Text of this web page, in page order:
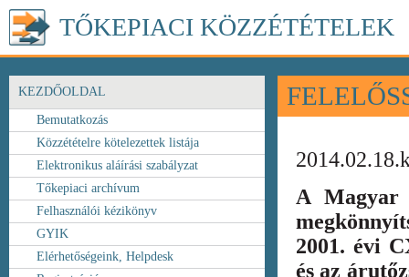
TŐKEPIACI KÖZZÉTÉTELEK
KEZDŐOLDAL
Bemutatkozás
Közzétételre kötelezettek listája
Elektronikus aláírási szabályzat
Tőkepiaci archívum
Felhasználói kézikönyv
GYIK
Elérhetőségeink, Helpdesk
A Magyar
2001. évi
és az